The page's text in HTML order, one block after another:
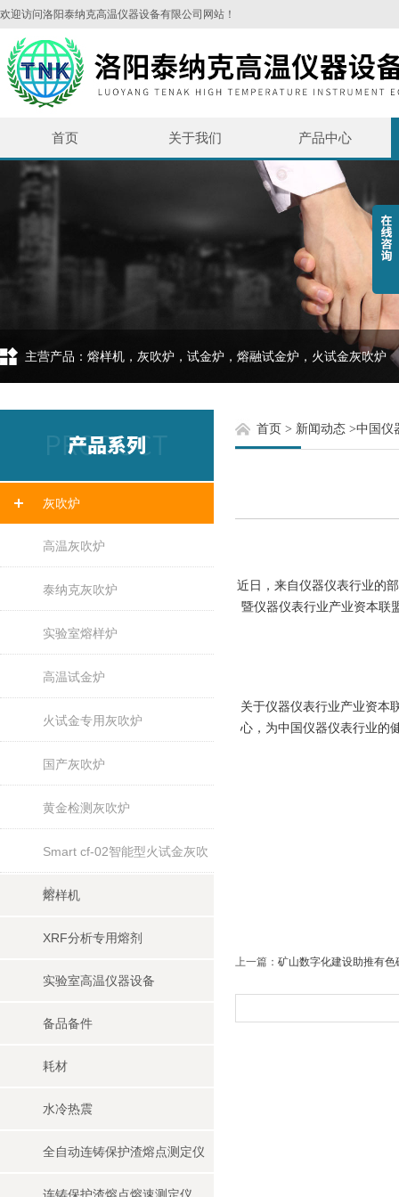
欢迎访问洛阳泰纳克高温仪器设备有限公司网站！
首页 关于我们 产品中心
主营产品：熔样机，灰吹炉，试金炉，熔融试金炉，火试金灰吹炉
灰吹炉
高温灰吹炉
泰纳克灰吹炉
实验室熔样炉
高温试金炉
火试金专用灰吹炉
国产灰吹炉
黄金检测灰吹炉
Smart cf-02智能型火试金灰吹
炉
熔样机
XRF分析专用熔剂
实验室高温仪器设备
备品备件
耗材
水冷热震
全自动连铸保护渣熔点测定仪
首页 > 新闻动态 >中国仪
近日，来自仪器仪表行业的
暨仪器仪表行业产业资本联
关于仪器仪表行业产业资本
心，为中国仪器仪表行业的
上一篇： 矿山数字化建设助推有色